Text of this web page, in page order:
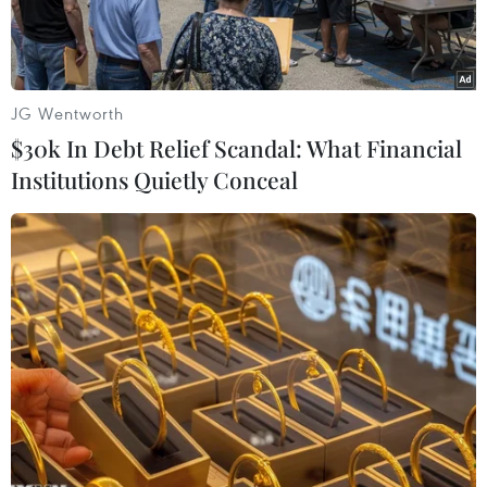
Cảnh đổ nát ở Aleppo, Syria. (Nguồn: AP)
AP đưa tin, với 116 phiếu thuận, 15 phiếu chống
và 49 phiếu trắng, ủy ban nhân quyền của Đại
hội đồng Liên hợp quốc ngày 15/11 đã thông
qua một nghị quyết lên án mạnh mẽ việc gia
tăng các vụ tấn công gần đây tại Aleppo (Syria)
và tình trạng bạo lực tiếp diễn do Chính phủ
JG Wentworth
$30k In Debt Relief Scandal: What Financial
Institutions Quietly Conceal